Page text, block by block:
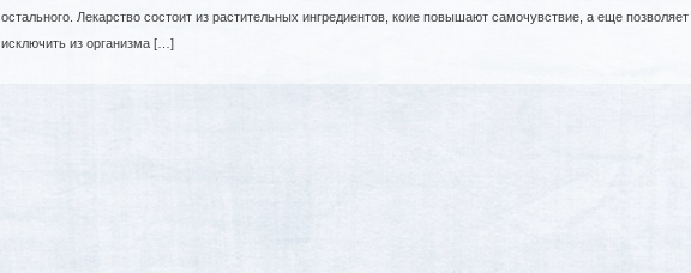
остального. Лекарство состоит из растительных ингредиентов, коие повышают самочувствие, а еще позволяет
исключить из организма […]